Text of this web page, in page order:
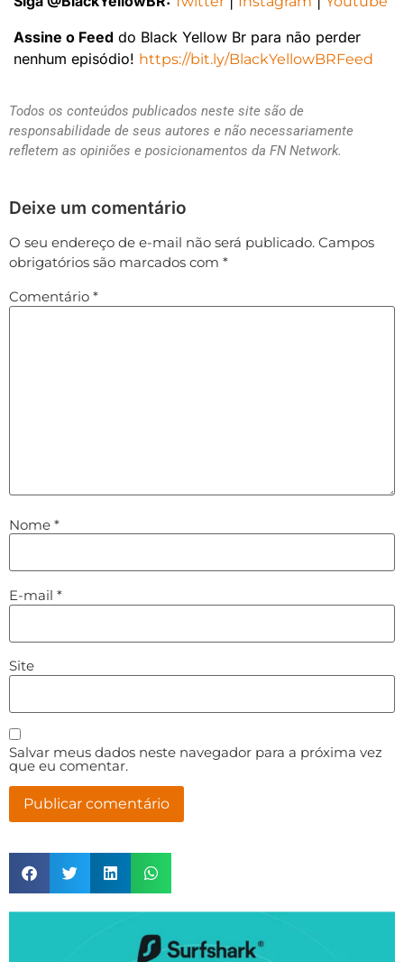
Assine o Feed do Black Yellow Br para não perder
nenhum episódio! https://bit.ly/BlackYellowBRFeed
Todos os conteúdos publicados neste site são de
responsabilidade de seus autores e não necessariamente
refletem as opiniões e posicionamentos da FN Network.
Deixe um comentário
O seu endereço de e-mail não será publicado. Campos
obrigatórios são marcados com *
Comentário *
Nome *
E-mail *
Site
Salvar meus dados neste navegador para a próxima vez
que eu comentar.